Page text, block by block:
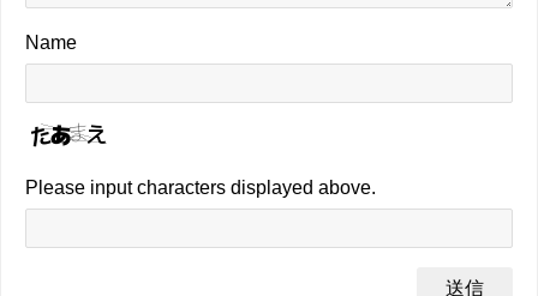
Name
Please input characters displayed above.